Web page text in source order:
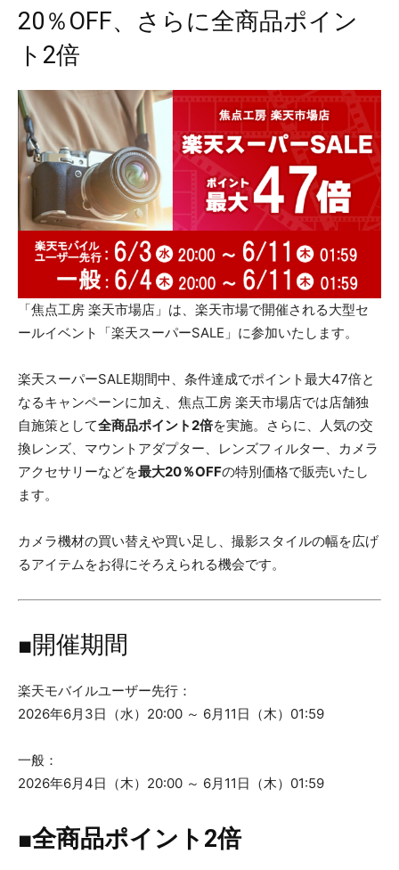
20％OFF、さらに全商品ポイン
ト2倍
「焦点工房 楽天市場店」は、楽天市場で開催される大型セ
ールイベント「楽天スーパーSALE」に参加いたします。
楽天スーパーSALE期間中、条件達成でポイント最大47倍と
なるキャンペーンに加え、焦点工房 楽天市場店では店舗独
自施策として全商品ポイント2倍を実施。さらに、人気の交
換レンズ、マウントアダプター、レンズフィルター、カメラ
アクセサリーなどを最大20％OFFの特別価格で販売いたし
ます。
カメラ機材の買い替えや買い足し、撮影スタイルの幅を広げ
るアイテムをお得にそろえられる機会です。
■開催期間
楽天モバイルユーザー先行：
2026年6月3日（水）20:00 ～ 6月11日（木）01:59
一般：
2026年6月4日（木）20:00 ～ 6月11日（木）01:59
■全商品ポイント2倍